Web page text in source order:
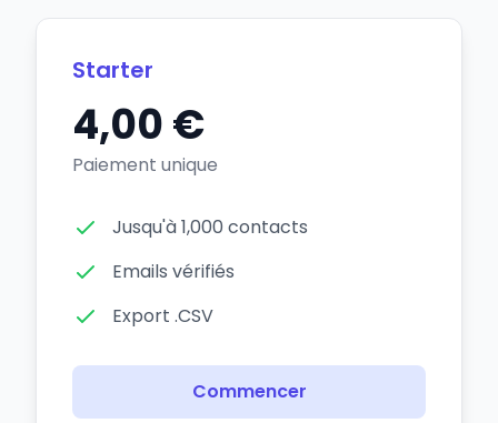
Starter
4,00 €
Paiement unique
Jusqu'à 1,000 contacts
Emails vérifiés
Export .CSV
Commencer